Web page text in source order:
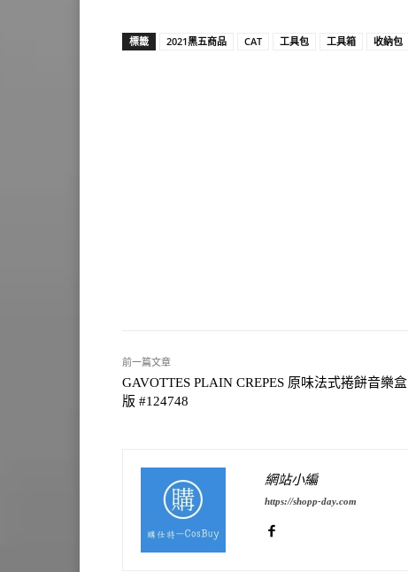
標籤 2021黑五商品 CAT 工具包 工具箱 收納包
前一篇文章
GAVOTTES PLAIN CREPES 原味法式捲餅音樂盒
版 #124748
網站小編
https://shopp-day.com